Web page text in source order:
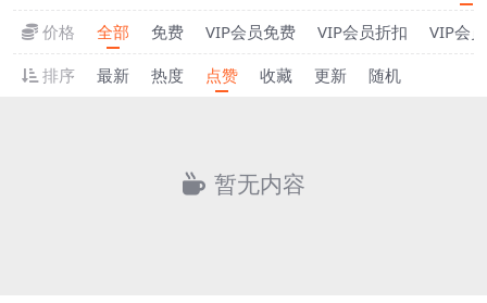
价格
全部 免费 VIP会员免费 VIP会员折扣
VIP会
排序
最新 热度 点赞 收藏 更新 随机
暂无内容